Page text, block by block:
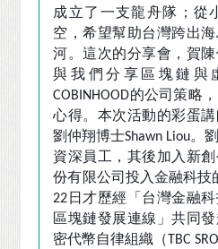
成立了一支龍舟隊；從
空，希望幫助台灣跨出
河。這次的分享會，賀陳
與我們分享區塊鏈與
COBINHOOD的公司策略
心得。本次活動的彩蛋
劉仲翔博士Shawn Liou。
資深員工，其後加入新
份有限公司投入金融科技
22 日才歷經「台灣金融
區塊鏈發展連線」共同
密代幣自律組織（TBC SRO